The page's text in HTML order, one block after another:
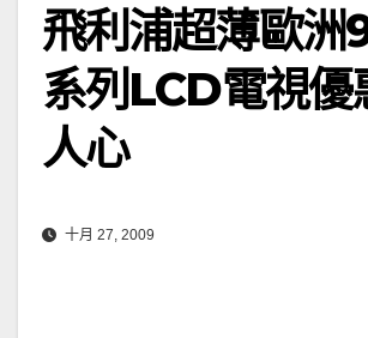
飛利浦超薄歐
系列LCD電視優
人心
十月 27, 2009